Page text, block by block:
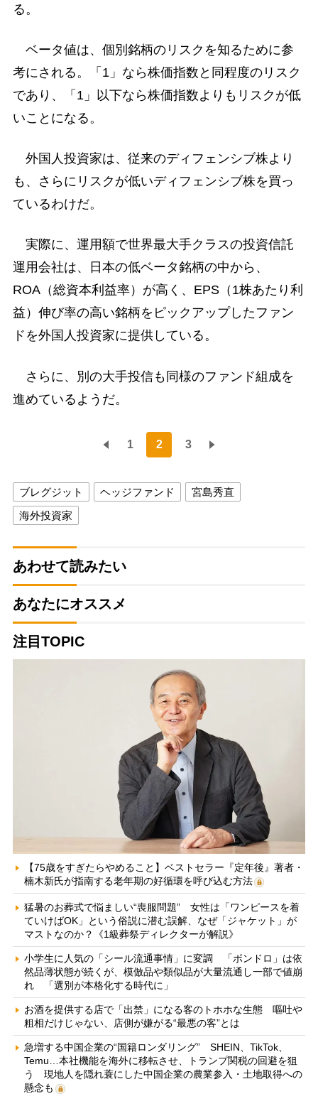
る。
ベータ値は、個別銘柄のリスクを知るために参
考にされる。「1」なら株価指数と同程度のリスク
であり、「1」以下なら株価指数よりもリスクが低
いことになる。
外国人投資家は、従来のディフェンシブ株より
も、さらにリスクが低いディフェンシブ株を買っ
ているわけだ。
実際に、運用額で世界最大手クラスの投資信託
運用会社は、日本の低ベータ銘柄の中から、
ROA（総資本利益率）が高く、EPS（1株あたり利
益）伸び率の高い銘柄をピックアップしたファン
ドを外国人投資家に提供している。
さらに、別の大手投信も同様のファンド組成を
進めているようだ。
1 2 3
ブレグジット ヘッジファンド
宮島秀直
海外投資家
あわせて読みたい
あなたにオススメ
注目TOPIC
【75歳をすぎたらやめること】ベストセラー『定年後』著者・
楠木新氏が指南する老年期の好循環を呼び込む方法
猛暑のお葬式で悩ましい“喪服問題” 女性は「ワンピースを着
ていけばOK」という俗説に潜む誤解、なぜ「ジャケット」が
マストなのか？《1級葬祭ディレクターが解説》
小学生に人気の「シール流通事情」に変調 「ボンドロ」は依
然品薄状態が続くが、模倣品や類似品が大量流通し一部で値崩
れ 「選別が本格化する時代に」
お酒を提供する店で「出禁」になる客のトホホな生態 嘔吐や
粗相だけじゃない、店側が嫌がる“最悪の客”とは
急増する中国企業の“国籍ロンダリング” SHEIN、TikTok、
Temu…本社機能を海外に移転させ、トランプ関税の回避を狙
う 現地人を隠れ蓑にした中国企業の農業参入・土地取得への
懸念も